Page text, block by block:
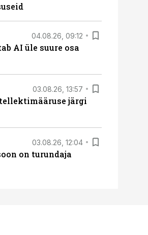
04.08.26, 09:12
AI üle suure osa
03.08.26, 13:57
järgi
03.08.26, 12:04
on turundaja